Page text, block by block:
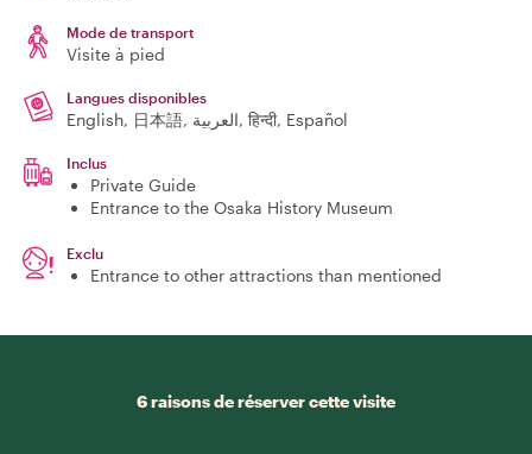
Mode de transport
Visite à pied
Langues disponibles
English, 日本語, العربية, हिन्दी, Español
Inclus
Private Guide
Entrance to the Osaka History Museum
Exclu
Entrance to other attractions than mentioned
6 raisons de réserver cette visite